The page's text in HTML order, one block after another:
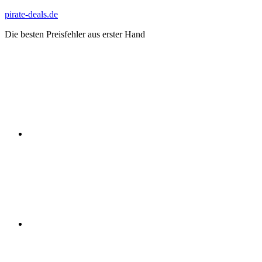
Zum
springen
pirate-deals.de
Die besten Preisfehler aus erster Hand